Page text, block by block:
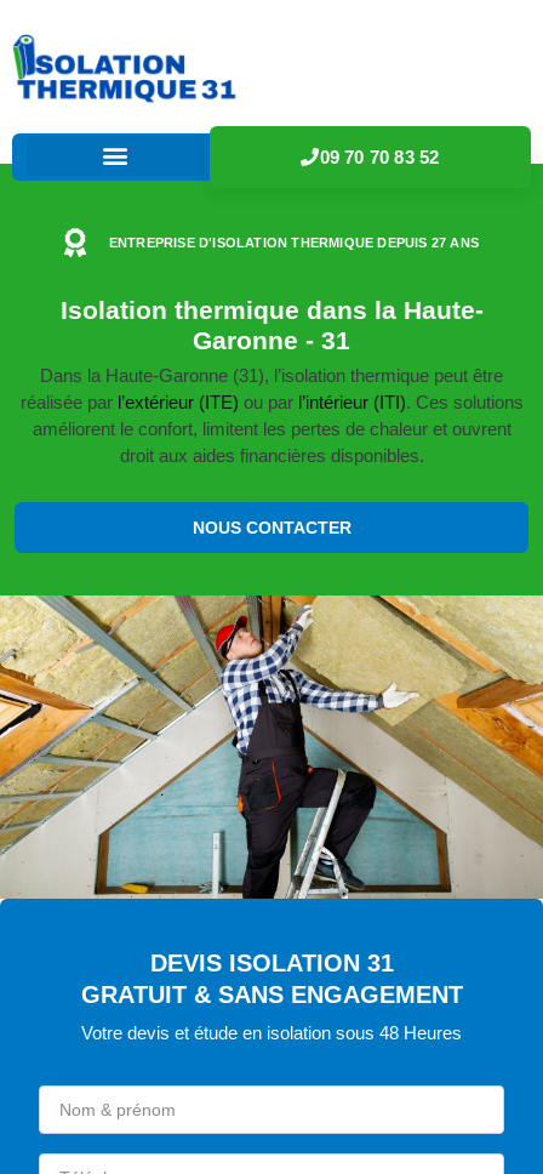
09 70 70 83 52
ENTREPRISE D'ISOLATION THERMIQUE DEPUIS 27 ANS
Isolation thermique dans la Haute-
Garonne - 31
Dans la Haute-Garonne (31), l’isolation thermique peut être
réalisée par l’extérieur (ITE) ou par l’intérieur (ITI). Ces solutions
améliorent le confort, limitent les pertes de chaleur et ouvrent
droit aux aides financières disponibles.
NOUS CONTACTER
DEVIS ISOLATION 31
GRATUIT & SANS ENGAGEMENT
Votre devis et étude en isolation sous 48 Heures